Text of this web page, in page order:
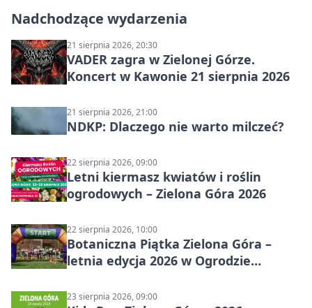
Nadchodzące wydarzenia
21 sierpnia 2026, 20:30
VADER zagra w Zielonej Górze.
Koncert w Kawonie 21 sierpnia 2026
21 sierpnia 2026, 21:00
NDKP: Dlaczego nie warto milczeć?
22 sierpnia 2026, 09:00
Letni kiermasz kwiatów i roślin
ogrodowych – Zielona Góra 2026
22 sierpnia 2026, 10:00
Botaniczna Piątka Zielona Góra –
letnia edycja 2026 w Ogrodzie
23 sierpnia 2026, 09:00